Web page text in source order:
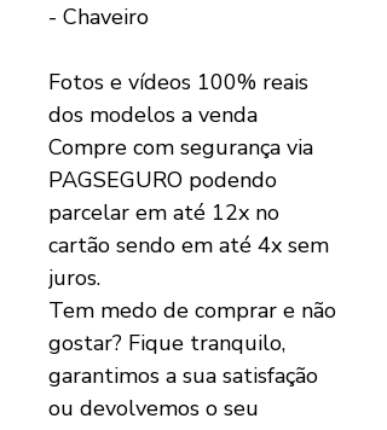
- Chaveiro
Fotos e vídeos 100% reais
dos modelos a venda
Compre com segurança via
PAGSEGURO podendo
parcelar em até 12x no
cartão sendo em até 4x sem
juros.
Tem medo de comprar e não
gostar? Fique tranquilo,
garantimos a sua satisfação
ou devolvemos o seu